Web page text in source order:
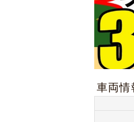
車両情